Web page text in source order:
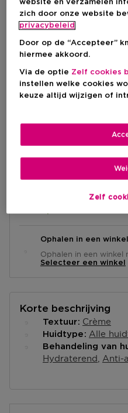
Kies je formaat
30 ML
30 ML
€ 50,00
Levering aan huis
Ophalen in een winkel
Ophalen in een winkel
Selecteer een winkel
Korte beschrijving
Textuur Crème
Huidtype Alle
Behandeling van
Hydraterend Anti-
website en verzamelen
zich door onze website
privacybeleid
Door op de “Accepteer”
hiermee akkoord.
Via de optie Zelf cookies
instellen welke cookies
keuze altijd wijzigen of
Zelf